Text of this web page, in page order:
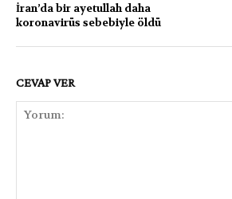
İran’da bir ayetullah daha
koronavirüs sebebiyle öldü
CEVAP VER